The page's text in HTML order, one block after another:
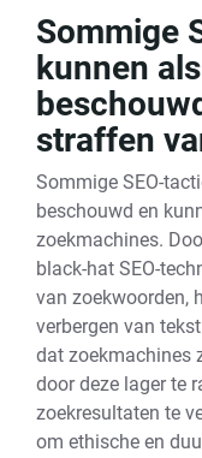
Sommige
kunnen
straffen
Sommige SEO-
beschouwd en
zoekmachines.
black-hat SEO-
van zoekwoorden,
verbergen van
dat zoekmachines
door deze lager te
zoekresultaten te
om ethische en